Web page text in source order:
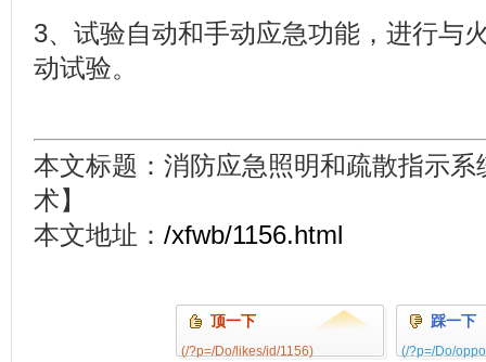
3、试验自动和手动应急功能，进行与
动试验。
本文标题：消防应急照明和疏散指示
术】
本文地址： /xfwb/1156.html
顶一下
(/?p=/Do/likes/id/1156)
踩一下
(/?p=/Do/